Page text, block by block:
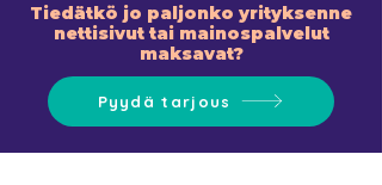
Tiedätkö jo paljonko yrityksenne
nettisivut tai mainospalvelut
maksavat?
Pyydä tarjous